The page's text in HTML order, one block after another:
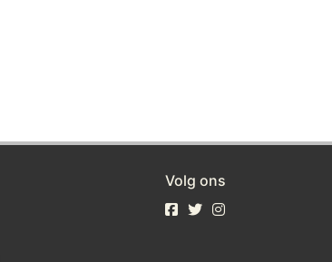
Volg ons